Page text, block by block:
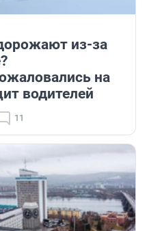
из-за
на
водителей
11